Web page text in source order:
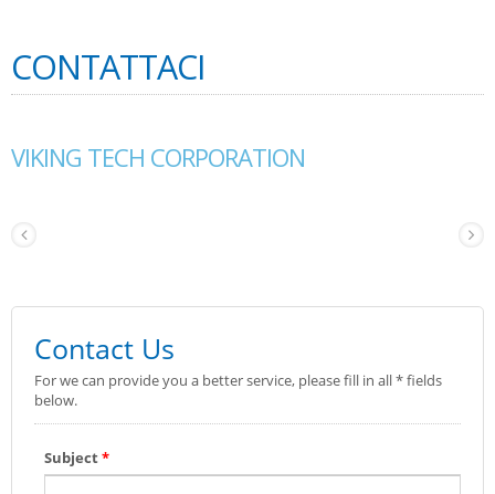
CONTATTACI
VIKING TECH CORPORATION